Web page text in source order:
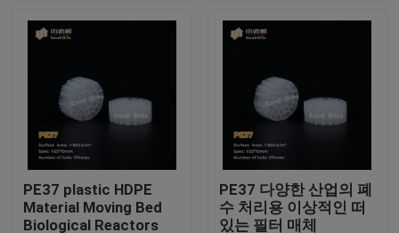
조회를 요청하다
MBBR 필터 미디어
MBBR 전기 매체
PE37 plastic HDPE
Material Moving Bed
Biological Reactors
PE37 다양한 산업의 폐
수 처리용 이상적인 떠
있는 필터 매체